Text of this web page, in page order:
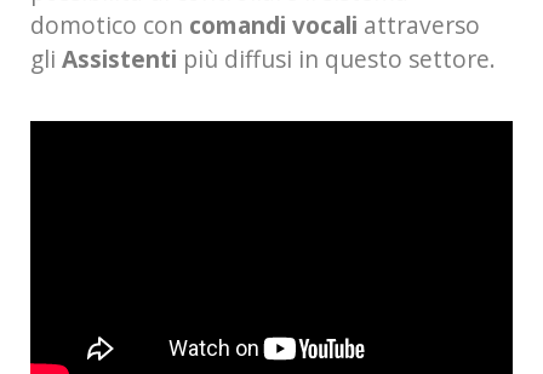
domotico con comandi vocali attraverso
gli Assistenti più diffusi in questo settore.